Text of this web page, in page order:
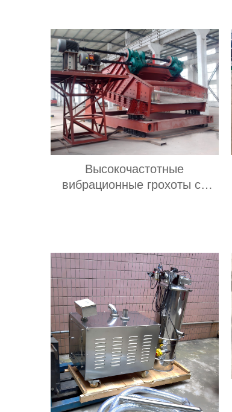
т/ч
Высокочастотные
вибрационные грохоты со
ископаемыхВысокочастотные
вибрационные грохоты со
стабильной
производительностью
Долговечные грохоты для
добычи полезных
ископаемых